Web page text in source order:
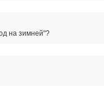
на зимней"?